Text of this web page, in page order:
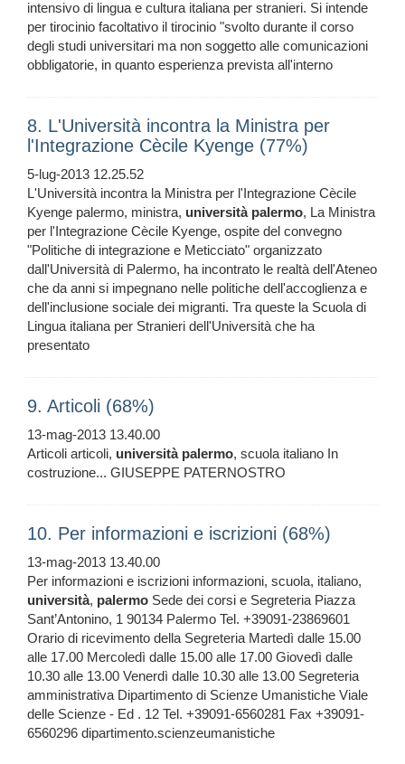
intensivo di lingua e cultura italiana per stranieri. Si intende
per tirocinio facoltativo il tirocinio "svolto durante il corso
degli studi universitari ma non soggetto alle comunicazioni
obbligatorie, in quanto esperienza prevista all'interno
8. L'Università incontra la Ministra per
l'Integrazione Cècile Kyenge (77%)
5-lug-2013 12.25.52
L'Università incontra la Ministra per l'Integrazione Cècile
Kyenge palermo, ministra, università palermo, La Ministra
per l'Integrazione Cècile Kyenge, ospite del convegno
"Politiche di integrazione e Meticciato" organizzato
dall'Università di Palermo, ha incontrato le realtà dell'Ateneo
che da anni si impegnano nelle politiche dell'accoglienza e
dell'inclusione sociale dei migranti. Tra queste la Scuola di
Lingua italiana per Stranieri dell'Università che ha
presentato
9. Articoli (68%)
13-mag-2013 13.40.00
Articoli articoli, università palermo, scuola italiano In
costruzione... GIUSEPPE PATERNOSTRO
10. Per informazioni e iscrizioni (68%)
13-mag-2013 13.40.00
Per informazioni e iscrizioni informazioni, scuola, italiano,
università, palermo Sede dei corsi e Segreteria Piazza
Sant’Antonino, 1 90134 Palermo Tel. +39091-23869601
Orario di ricevimento della Segreteria Martedì dalle 15.00
alle 17.00 Mercoledì dalle 15.00 alle 17.00 Giovedì dalle
10.30 alle 13.00 Venerdì dalle 10.30 alle 13.00 Segreteria
amministrativa Dipartimento di Scienze Umanistiche Viale
delle Scienze - Ed . 12 Tel. +39091-6560281 Fax +39091-
6560296 dipartimento.scienzeumanistiche